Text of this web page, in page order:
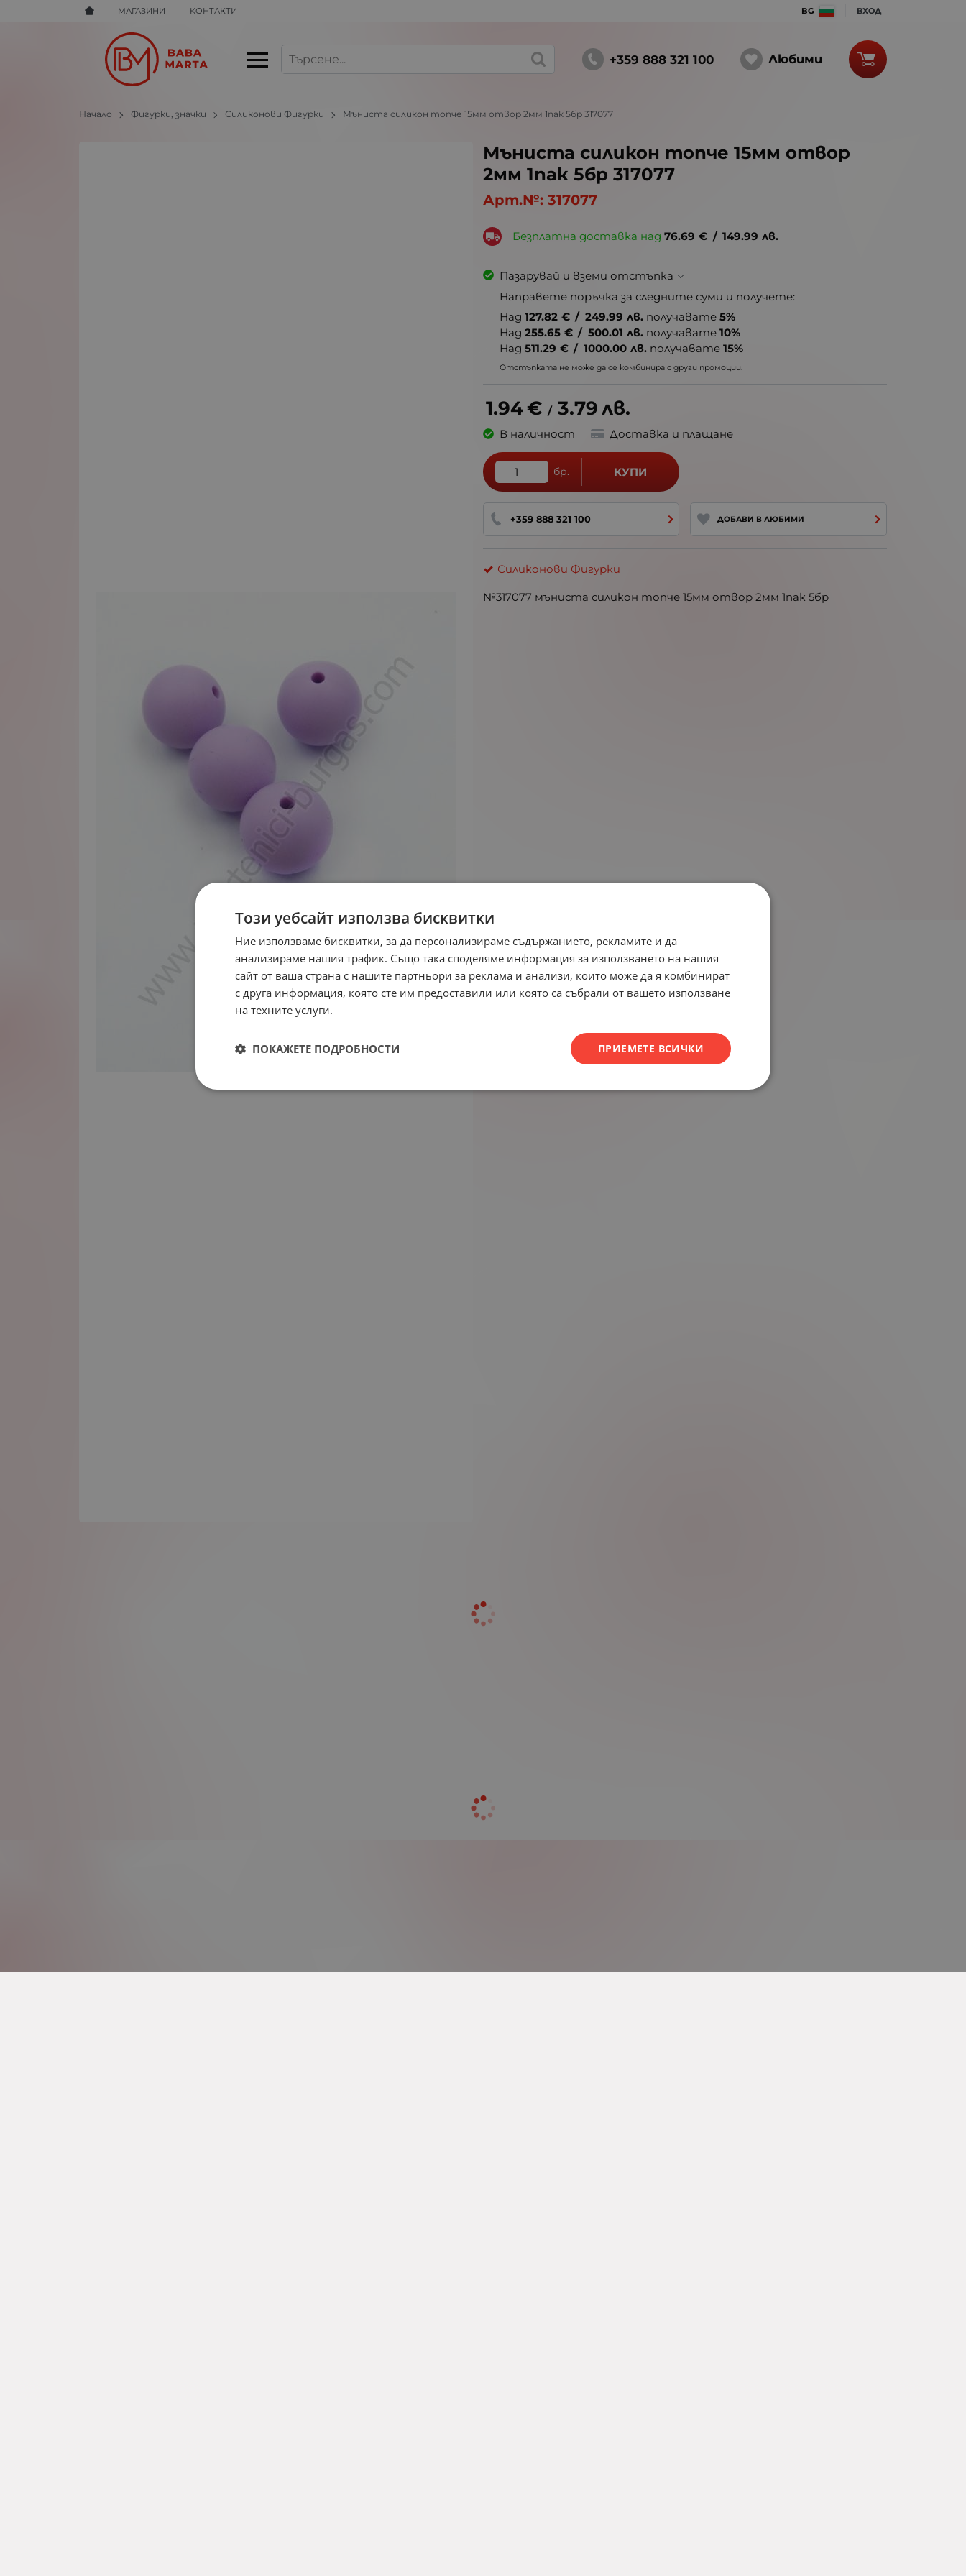
МАГАЗИНИ КОНТАКТИ BG ВХОД
+359 888 321 100 Любими
Начало Фигурки, значки Силиконови Фигурки Мъниста силикон топче 15мм отвор 2мм 1пак 5бр 317077
Мъниста силикон топче 15мм отвор
2мм 1пак 5бр 317077
Арт.№: 317077
Безплатна доставка над76.69 € / 149.99 лв.
Пазарувай и вземи отстъпка
Направете поръчка за следните суми и получете:
Над 127.82 € / 249.99 лв.получавате 5%
Над 255.65 € / 500.01 лв.получавате 10%
Над 511.29 € / 1000.00 лв.получавате 15%
Отстъпката не може да се комбинира с други промоции.
1.94€ / 3.79лв.
В наличност Доставка и плащане
бр. КУПИ
+359 888 321 100 ДОБАВИ В ЛЮБИМИ
Силиконови Фигурки
№317077 мъниста силикон топче 15мм отвор 2мм 1пак 5бр
Този уебсайт използва бисквитки
Ние използваме бисквитки, за да персонализираме съдържанието, рекламите и да
анализираме нашия трафик. Също така споделяме информация за използването на нашия
сайт от ваша страна с нашите партньори за реклама и анализи, които може да я комбинират
с друга информация, която сте им предоставили или която са събрали от вашето използване
на техните услуги.
ПРИЕМЕТЕ ВСИЧКИ
ПОКАЖЕТЕ ПОДРОБНОСТИ